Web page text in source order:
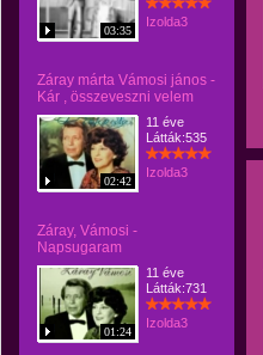
03:35
Izolda3
Záray márta Vámosi jános -
Kár , összeveszni velem
02:42
11 éve
Látták:535
Izolda3
Záray, Vámosi -
Napsugaram
01:24
11 éve
Látták:731
Izolda3